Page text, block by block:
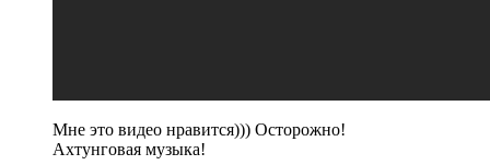
Мне это видео нравится))) Осторожно!
Ахтунговая музыка!